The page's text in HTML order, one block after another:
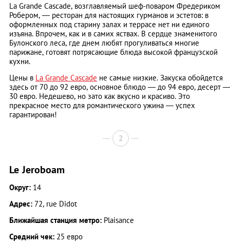
La Grande Cascade, возглавляемый шеф-поваром Фредериком
Робером, — ресторан для настоящих гурманов и эстетов: в
оформленных под старину залах и террасе нет ни единого
изъяна. Впрочем, как и в самих яствах. В сердце знаменитого
Булонского леса, где днем любят прогуливаться многие
парижане, готовят потрясающие блюда высокой французской
кухни.
Цены в La Grande Cascade не самые низкие. Закуска обойдется
здесь от 70 до 92 евро, основное блюдо — до 94 евро, десерт —
30 евро. Недешево, но зато как вкусно и красиво. Это
прекрасное место для романтического ужина — успех
гарантирован!
2
Le Jeroboam
Округ: 14
Адрес: 72, rue Didot
Ближайшая станция метро: Plaisance
Средний чек: 25 евро